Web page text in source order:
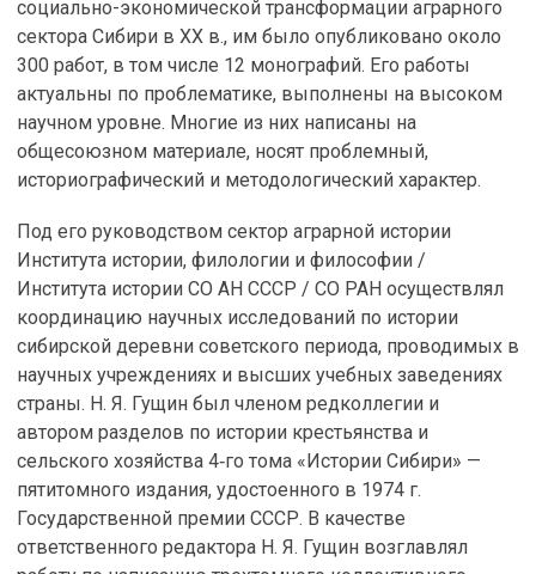
социально-экономической трансформации аграрного
сектора Сибири в XX в., им было опубликовано около
300 работ, в том числе 12 монографий. Его работы
актуальны по проблематике, выполнены на высоком
научном уровне. Многие из них написаны на
общесоюзном материале, носят проблемный,
историографический и методологический характер.
Под его руководством сектор аграрной истории
Института истории, филологии и философии /
Института истории СО АН СССР / СО РАН осуществлял
координацию научных исследований по истории
сибирской деревни советского периода, проводимых в
научных учреждениях и высших учебных заведениях
страны. Н. Я. Гущин был членом редколлегии и
автором разделов по истории крестьянства и
сельского хозяйства 4‑го тома «Истории Сибири» —
пятитомного издания, удостоенного в 1974 г.
Государственной премии СССР. В качестве
ответственного редактора Н. Я. Гущин возглавлял